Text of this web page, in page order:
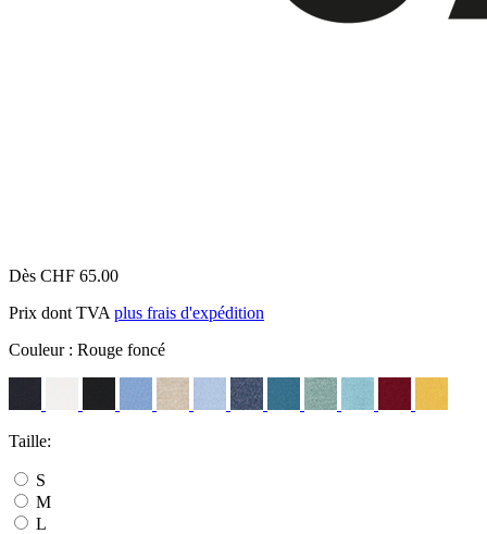
Dès CHF 65.00
Prix dont TVA plus frais d'expédition
Couleur : Rouge foncé
Taille:
S
M
L